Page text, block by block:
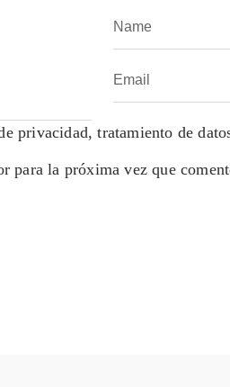
privacidad, tratamiento de
para la próxima vez que